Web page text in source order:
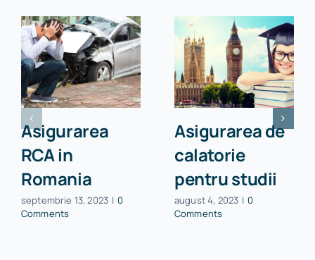
Asigurarea
RCA in
Romania
septembrie 13, 2023 | 0
Comments
Asigurarea de
calatorie
pentru studii
august 4, 2023 | 0
Comments